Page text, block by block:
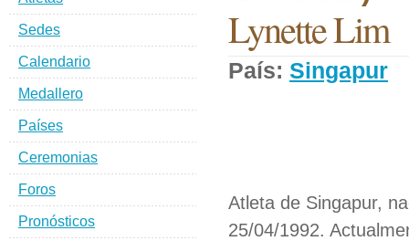
Lynette Lim
País: Singapur
Atleta de Singapur,
25/04/1992.
Sedes
Calendario
Medallero
Países
Ceremonias
Foros
Pronósticos